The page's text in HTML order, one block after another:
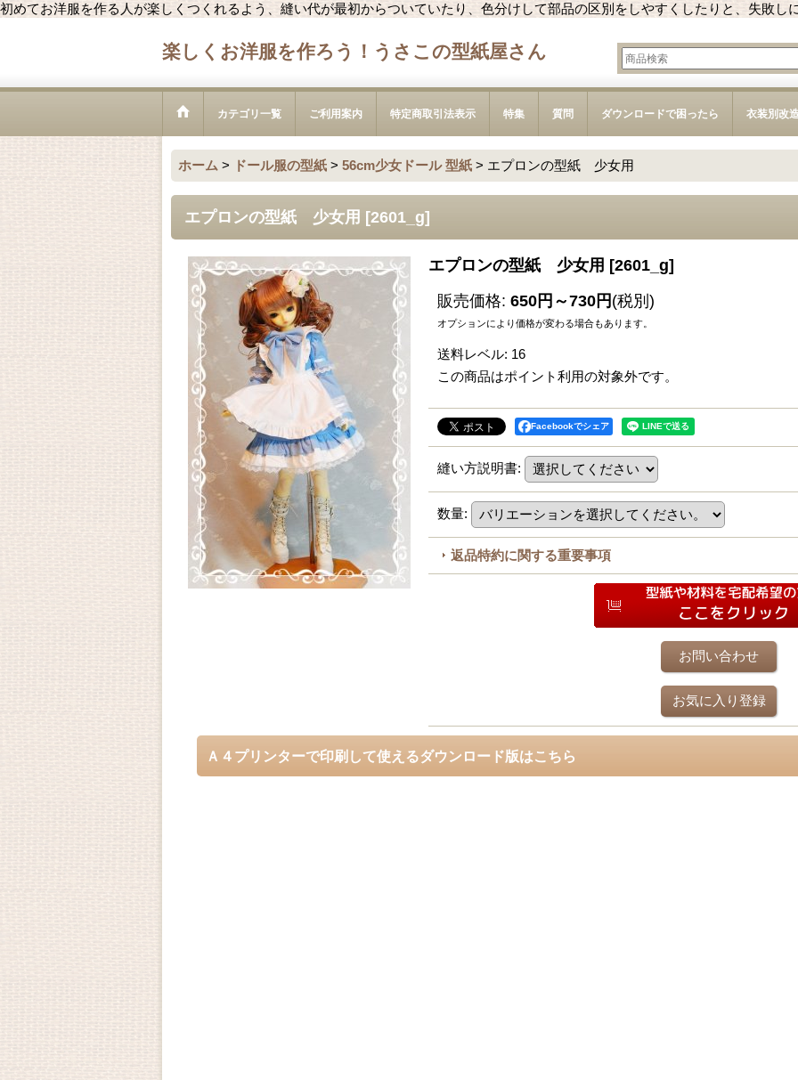
初めてお洋服を作る人が楽しくつくれるよう、縫い代が最初からついていたり、色分けして部品の区別をしやすくしたりと、失敗し
楽しくお洋服を作ろう！うさこの型紙屋さん
カテゴリ一覧 ご利用案内 特定商取引法表示 特集 質問 ダウンロードで困ったら 衣装別改
ホーム > ドール服の型紙 > 56cm少女ドール 型紙 > エプロンの型紙 少女用
エプロンの型紙 少女用 [2601_g]
エプロンの型紙 少女用 [2601_g]
販売価格: 650円～730円(税別)
オプションにより価格が変わる場合もあります。
送料レベル: 16
この商品はポイント利用の対象外です。
Facebookでシェア
縫い方説明書:
数量:
返品特約に関する重要事項
お問い合わせ
お気に入り登録
Ａ４プリンターで印刷して使えるダウンロード版はこちら